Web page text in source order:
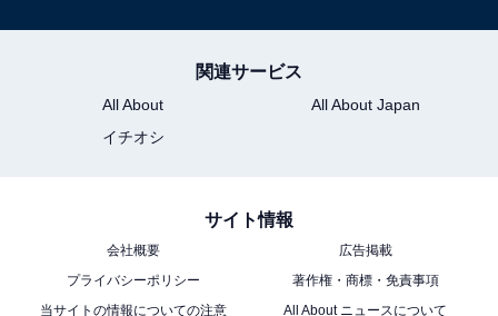
関連サービス
All About
All About Japan
イチオシ
サイト情報
会社概要
広告掲載
プライバシーポリシー
著作権・商標・免責事項
当サイトの情報についての注意
All About ニュースについて